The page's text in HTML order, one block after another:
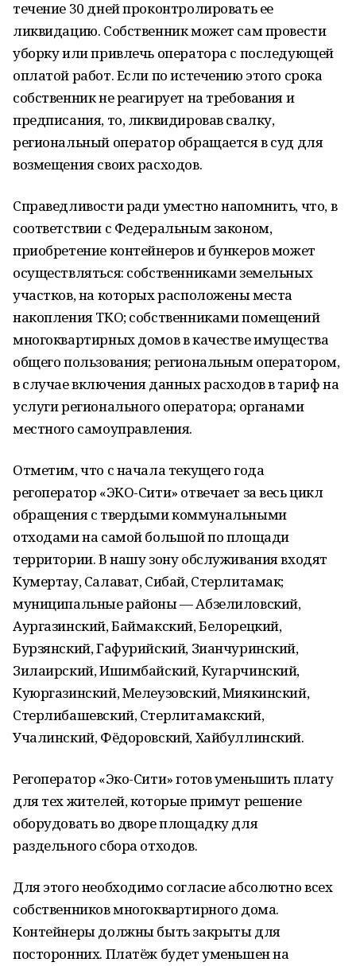
течение 30 дней проконтролировать ее
ликвидацию. Собственник может сам провести
уборку или привлечь оператора с последующей
оплатой работ. Если по истечению этого срока
собственник не реагирует на требования и
предписания, то, ликвидировав свалку,
региональный оператор обращается в суд для
возмещения своих расходов.
Справедливости ради уместно напомнить, что, в
соответствии с Федеральным законом,
приобретение контейнеров и бункеров может
осуществляться: собственниками земельных
участков, на которых расположены места
накопления ТКО; собственниками помещений
многоквартирных домов в качестве имущества
общего пользования; региональным оператором,
в случае включения данных расходов в тариф на
услуги регионального оператора; органами
местного самоуправления.
Отметим, что с начала текущего года
регоператор «ЭКО-Сити» отвечает за весь цикл
обращения с твердыми коммунальными
отходами на самой большой по площади
территории. В нашу зону обслуживания входят
Кумертау, Салават, Сибай, Стерлитамак;
муниципальные районы — Абзелиловский,
Аургазинский, Баймакский, Белорецкий,
Бурзянский, Гафурийский, Зианчуринский,
Зилаирский, Ишимбайский, Кугарчинский,
Куюргазинский, Мелеузовский, Миякинский,
Стерлибашевский, Стерлитамакский,
Учалинский, Фёдоровский, Хайбуллинский.
Регоператор «Эко-Сити» готов уменьшить плату
для тех жителей, которые примут решение
оборудовать во дворе площадку для
раздельного сбора отходов.
Для этого необходимо согласие абсолютно всех
собственников многоквартирного дома.
Контейнеры должны быть закрыты для
посторонних. Платёж будет уменьшен на